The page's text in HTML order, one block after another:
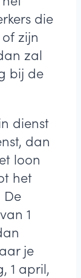
die
zijn
zal
bij de
dienst
dan
loon
het
De
1
je
1 april,